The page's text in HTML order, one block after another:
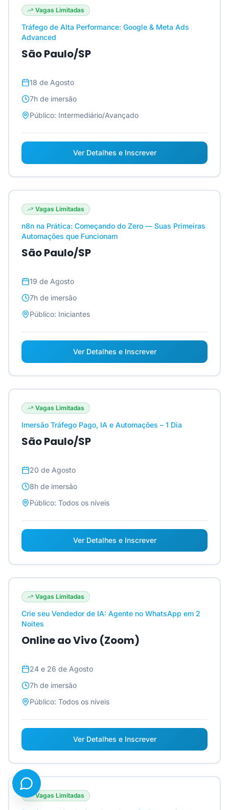
Vagas Limitadas
Tráfego de Alta Performance: Google & Meta Ads
Advanced
São Paulo/SP
18 de Agosto
7h de imersão
Público: Intermediário/Avançado
Ver Detalhes e Inscrever
Vagas Limitadas
n8n na Prática: Começando do Zero — Suas Primeiras
Automações que Funcionam
São Paulo/SP
19 de Agosto
7h de imersão
Público: Iniciantes
Ver Detalhes e Inscrever
Vagas Limitadas
Imersão Tráfego Pago, IA e Automações – 1 Dia
São Paulo/SP
20 de Agosto
8h de imersão
Público: Todos os níveis
Ver Detalhes e Inscrever
Vagas Limitadas
Crie seu Vendedor de IA: Agente no WhatsApp em 2
Noites
Online ao Vivo (Zoom)
24 e 26 de Agosto
7h de imersão
Público: Todos os níveis
Ver Detalhes e Inscrever
Vagas Limitadas